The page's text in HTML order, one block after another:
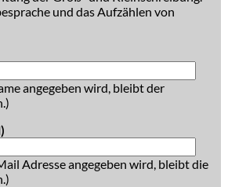
und das Aufzählen von
angegeben wird, bleibt der
Adresse angegeben wird, bleibt die